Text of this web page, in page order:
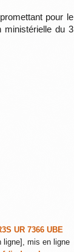
pour le
ministérielle du 3
UR 7366 UBE
ligne], mis en ligne